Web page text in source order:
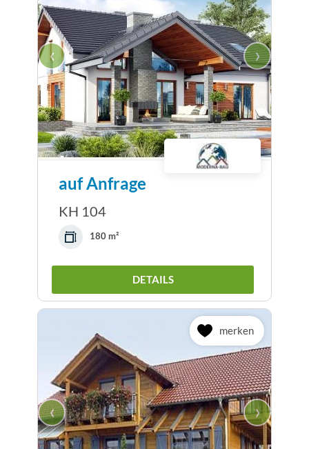
‹ ›
auf Anfrage
KH 104
180 m²
DETAILS
merken
‹ ›